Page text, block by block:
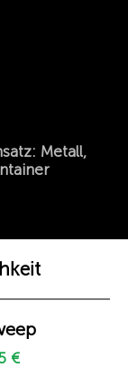
Metall,
€